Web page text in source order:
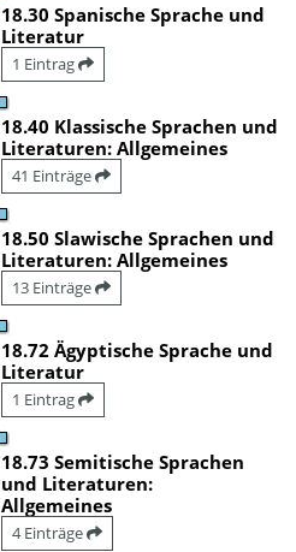
18.30 Spanische Sprache und
Literatur
1 Eintrag
18.40 Klassische Sprachen und
Literaturen: Allgemeines
41 Einträge
18.50 Slawische Sprachen und
Literaturen: Allgemeines
13 Einträge
18.72 Ägyptische Sprache und
Literatur
1 Eintrag
18.73 Semitische Sprachen
und Literaturen:
Allgemeines
4 Einträge